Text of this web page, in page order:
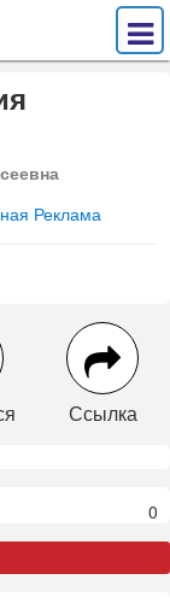
Реклама
Ссылка
0